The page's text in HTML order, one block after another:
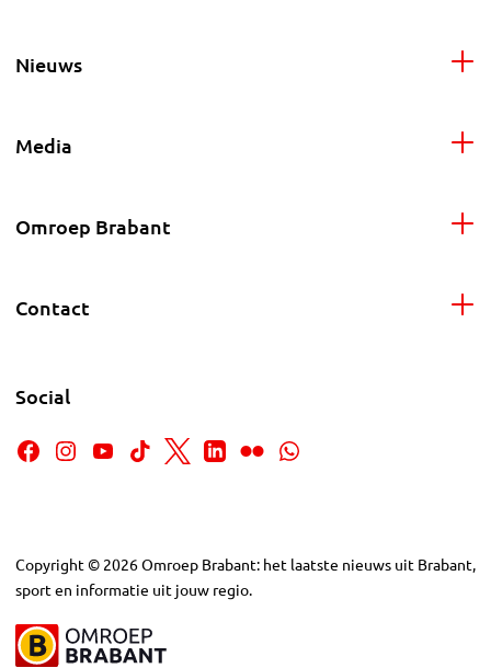
Nieuws
Media
Omroep Brabant
Contact
Social
Copyright © 2026Omroep Brabant: het laatste nieuws uit Brabant,
sport en informatie uit jouw regio.